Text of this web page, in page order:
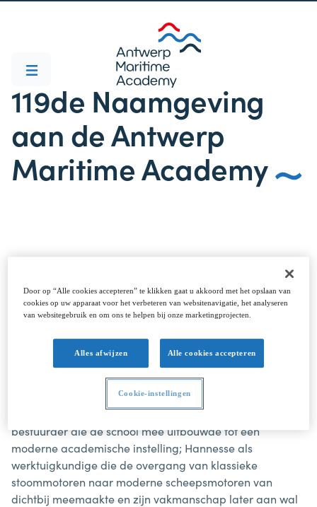
119de Naamgeving
aan de Antwerp
Maritime Academy
Naamgeving, een jaarlijkse traditie waarbij opleidingen
de naam krijgen van inspirerende maritieme
Armand Hannesse.
Beiden hebben een indrukwekkende loopbaan achter de
rug: Blondé als kapitein en later als directeur en
bestuurder die de school mee uitbouwde tot een
moderne academische instelling; Hannesse als
werktuigkundige die de overgang van klassieke
stoommotoren naar moderne scheepsmotoren van
dichtbij meemaakte en zijn vakmanschap later aan wal
Door op “Alle cookies accepteren” te klikken gaat u akkoord met het opslaan van
cookies op uw apparaat voor het verbeteren van websitenavigatie, het analyseren
van websitegebruik en om ons te helpen bij onze marketingprojecten.
Alles afwijzen Alle cookies accepteren
Cookie-instellingen